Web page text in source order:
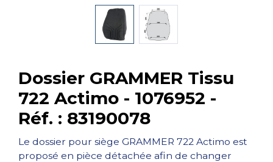
Dossier GRAMMER Tissu
722 Actimo - 1076952 -
Réf. : 83190078
Le dossier pour siège GRAMMER 722 Actimo est
proposé en pièce détachée afin de changer